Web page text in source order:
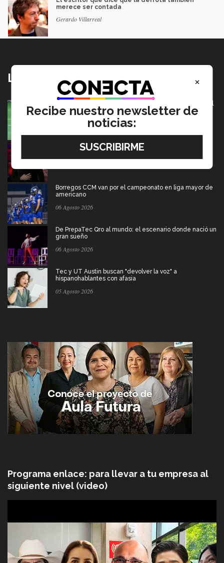
merece ser contada
Gerardo Villarreal
Lo más nuevo
México va por pase olímpico en mundial de flag football
en Alemania
07 Agosto 2026
Música y teatro: EXATEC en el elenco de El Fantasma
de la Ópera Mexico
Borregos CCM van por el campeonato en liga mayor de
americano
06 Agosto 2026
De PrepaTec Qro al mundo: el escenario donde nació un
gran sueño
06 Agosto 2026
Tec y UT Austin buscan "devolver la voz" a
hispanohablantes con afasia
05 Agosto 2026
Programa enlace: para llevar a tu empresa al
siguiente nivel (video)
×
Recibe nuestro newsletter de
noticias: